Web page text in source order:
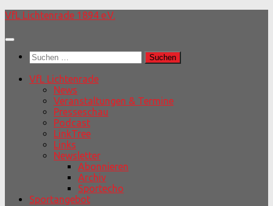
Unter
Inhalt
VfL Lichtenrade 1894 e.V.
Suchen
nach:
VfL Lichtenrade
News
Veranstaltungen & Termine
Presseschau
Podcast
LinkTree
Links
Newsletter
Abonnieren
Archiv
Sportecho
Sportangebot